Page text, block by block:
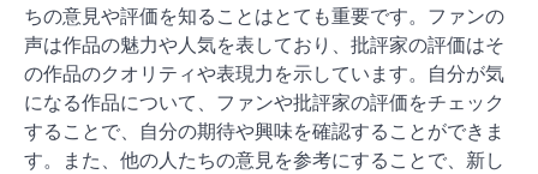
ちの意見や評価を知ることはとても重要です。ファンの
声は作品の魅力や人気を表しており、批評家の評価はそ
の作品のクオリティや表現力を示しています。自分が気
になる作品について、ファンや批評家の評価をチェック
することで、自分の期待や興味を確認することができま
す。また、他の人たちの意見を参考にすることで、新し